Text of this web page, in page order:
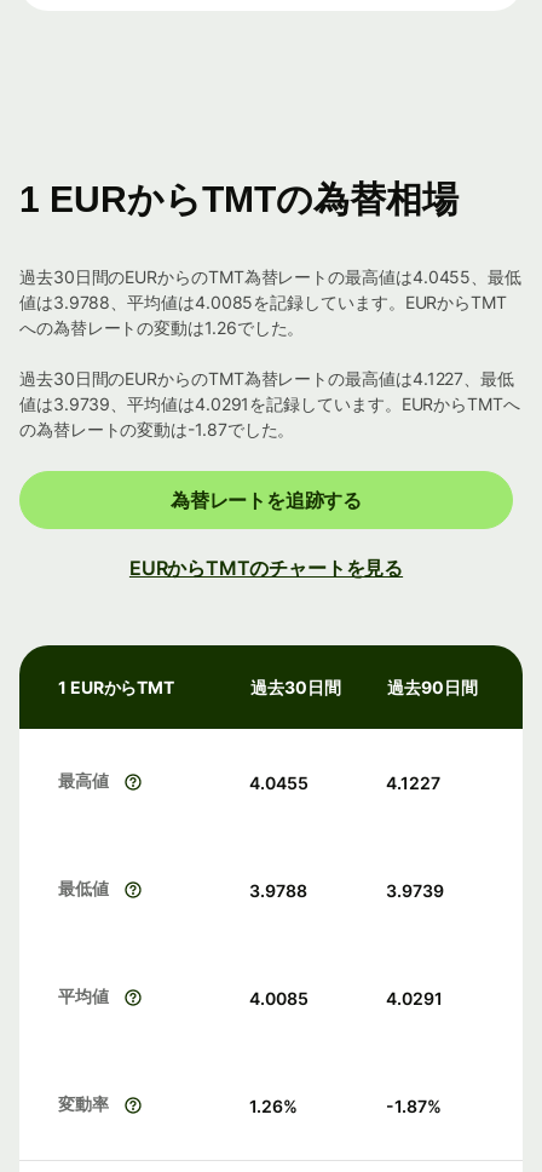
1 EURからTMTの為替相場
過去30日間のEURからのTMT為替レートの最高値は4.0455、最低
値は3.9788、平均値は4.0085を記録しています。EURからTMT
への為替レートの変動は1.26でした。
過去30日間のEURからのTMT為替レートの最高値は4.1227、最低
値は3.9739、平均値は4.0291を記録しています。EURからTMTへ
の為替レートの変動は-1.87でした。
為替レートを追跡する
EURからTMTのチャートを見る
1 EURからTMT 過去30日間 過去90日間
最高値 4.0455 4.1227
最低値 3.9788 3.9739
平均値 4.0085 4.0291
変動率 1.26% -1.87%